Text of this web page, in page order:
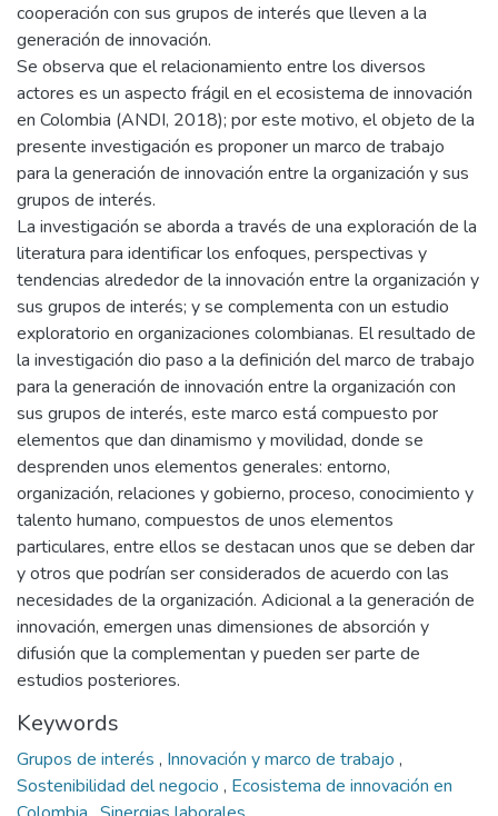
cooperación con sus grupos de interés que lleven a la
generación de innovación.
Se observa que el relacionamiento entre los diversos
actores es un aspecto frágil en el ecosistema de innovación
en Colombia (ANDI, 2018); por este motivo, el objeto de la
presente investigación es proponer un marco de trabajo
para la generación de innovación entre la organización y sus
grupos de interés.
La investigación se aborda a través de una exploración de la
literatura para identificar los enfoques, perspectivas y
tendencias alrededor de la innovación entre la organización y
sus grupos de interés; y se complementa con un estudio
exploratorio en organizaciones colombianas. El resultado de
la investigación dio paso a la definición del marco de trabajo
para la generación de innovación entre la organización con
sus grupos de interés, este marco está compuesto por
elementos que dan dinamismo y movilidad, donde se
desprenden unos elementos generales: entorno,
organización, relaciones y gobierno, proceso, conocimiento y
talento humano, compuestos de unos elementos
particulares, entre ellos se destacan unos que se deben dar
y otros que podrían ser considerados de acuerdo con las
necesidades de la organización. Adicional a la generación de
innovación, emergen unas dimensiones de absorción y
difusión que la complementan y pueden ser parte de
estudios posteriores.
Keywords
Grupos de interés , Innovación y marco de trabajo ,
Sostenibilidad del negocio , Ecosistema de innovación en